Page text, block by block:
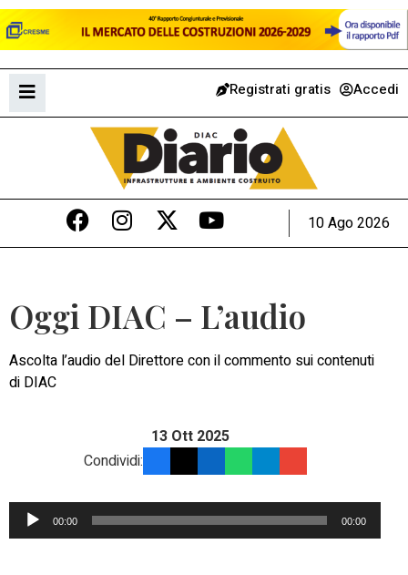
Registrati gratis Accedi
10 Ago 2026
Oggi DIAC – L’audio
Ascolta l’audio del Direttore con il commento sui contenuti
di DIAC
13 Ott 2025
Condividi:
Audio
Player
00:00 00:00